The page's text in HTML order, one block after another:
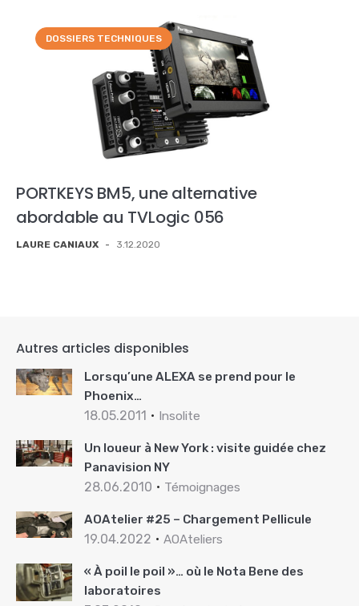
DOSSIERS TECHNIQUES
PORTKEYS BM5, une alternative
abordable au TVLogic 056
LAURE CANIAUX - 3.12.2020
Autres articles disponibles
Lorsqu’une ALEXA se prend pour le
Phoenix…
18.05.2011 Insolite
Un loueur à New York : visite guidée chez
Panavision NY
28.06.2010 Témoignages
AOAtelier #25 – Chargement Pellicule
19.04.2022 AOAteliers
« À poil le poil »… où le Nota Bene des
laboratoires